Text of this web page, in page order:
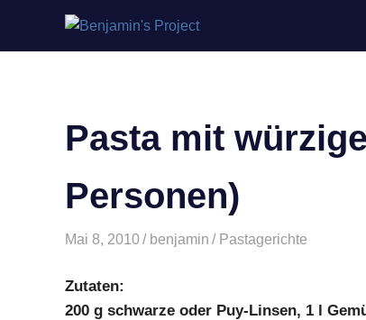
Pasta mit
Personen)
Mai 8, 2010 benjamin Pastagerichte
Zutaten:
200 g schwarze oder Puy-Linsen, 1 l